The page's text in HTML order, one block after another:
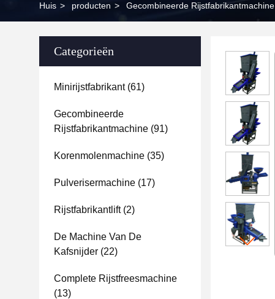
Huis > producten > Gecombineerde Rijstfabrikantmachine
Categorieën
Minirijstfabrikant(61)
Gecombineerde
Rijstfabrikantmachine (91)
Korenmolenmachine (35)
Pulverisermachine (17)
Rijstfabrikantlift(2)
De Machine Van De
Kafsnijder (22)
Complete Rijstfreesmachine
(13)